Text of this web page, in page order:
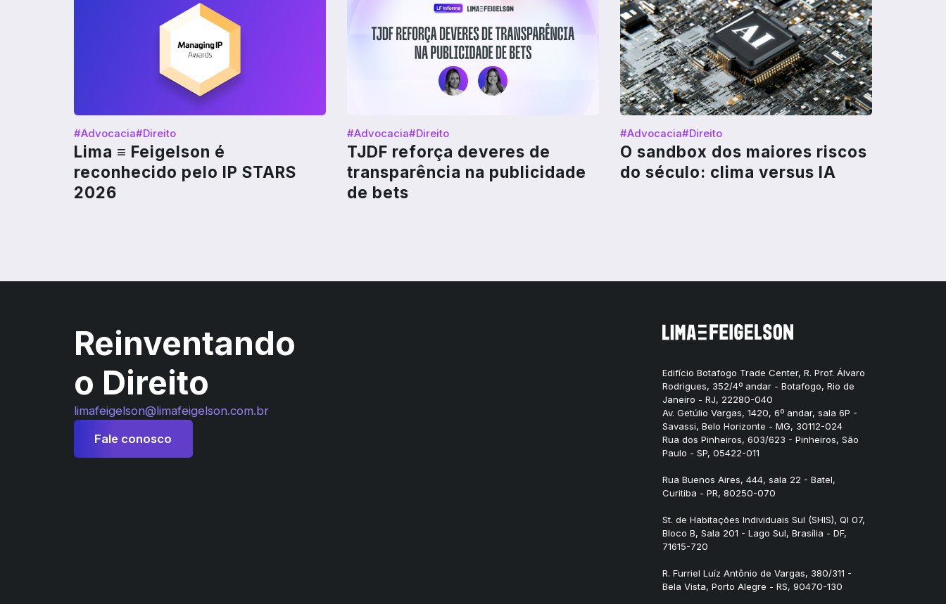
#Advocacia#Direito
Lima ≡ Feigelson é
reconhecido pelo IP STARS
2026
#Advocacia#Direito
TJDF reforça deveres de
transparência na publicidade
de bets
#Advocacia#Direito
O sandbox dos maiores riscos
do século: clima versus IA
Reinventando
o Direito
limafeigelson@limafeigelson.com.br
Fale conosco
Edifício Botafogo Trade Center, R. Prof. Álvaro
Rodrigues, 352/4º andar - Botafogo, Rio de
Janeiro - RJ, 22280-040
Av. Getúlio Vargas, 1420, 6º andar, sala 6P -
Savassi, Belo Horizonte - MG, 30112-024
Rua dos Pinheiros, 603/623 - Pinheiros, São
Paulo - SP, 05422-011
Rua Buenos Aires, 444, sala 22 - Batel,
Curitiba - PR, 80250-070
St. de Habitações Individuais Sul (SHIS), QI 07,
Bloco B, Sala 201 - Lago Sul, Brasília - DF,
71615-720
R. Furriel Luíz Antônio de Vargas, 380/311 -
Bela Vista, Porto Alegre - RS, 90470-130